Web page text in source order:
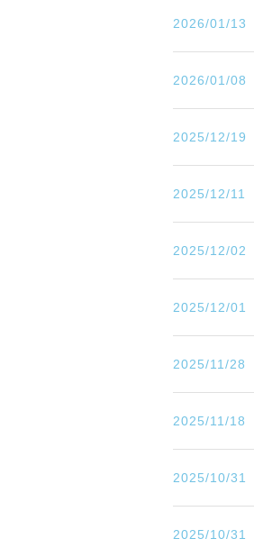
2026/01/13
2026/01/08
2025/12/19
2025/12/11
2025/12/02
2025/12/01
2025/11/28
2025/11/18
2025/10/31
2025/10/31